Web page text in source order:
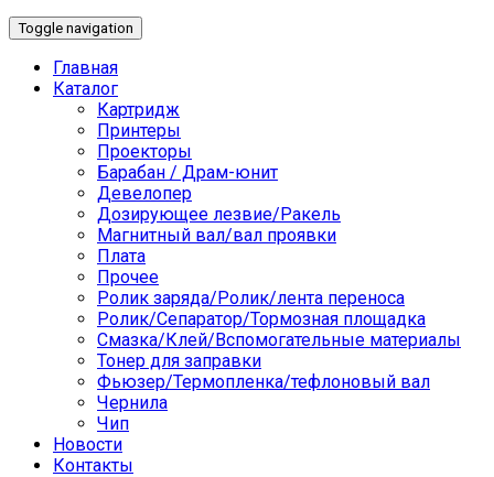
Toggle navigation
Главная
Каталог
Картридж
Принтеры
Проекторы
Барабан / Драм-юнит
Девелопер
Дозирующее лезвие/Ракель
Магнитный вал/вал проявки
Плата
Прочее
Ролик заряда/Ролик/лента переноса
Ролик/Сепаратор/Тормозная площадка
Смазка/Клей/Вспомогательные материалы
Тонер для заправки
Фьюзер/Термопленка/тефлоновый вал
Чернила
Чип
Новости
Контакты